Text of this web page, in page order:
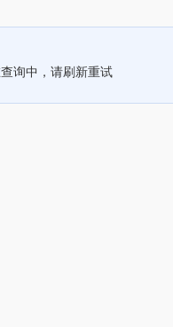
询中，请刷新重试